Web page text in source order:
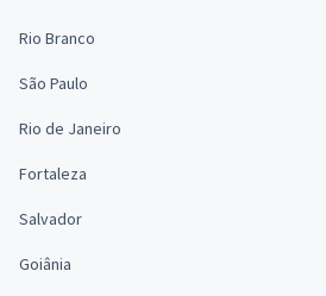
Rio Branco
São Paulo
Rio de Janeiro
Fortaleza
Salvador
Goiânia